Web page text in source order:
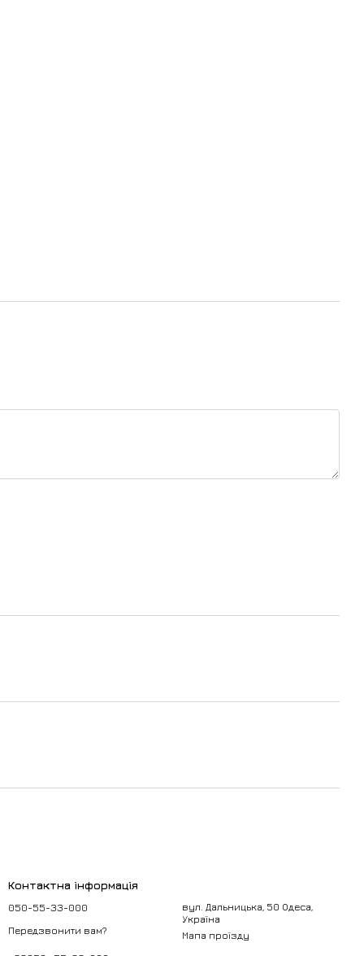
Контактна інформація
050-55-33-000
Передзвонити вам?
вул. Дальницька, 50 Одеса,
Україна
Мапа проїзду